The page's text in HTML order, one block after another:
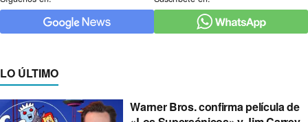
LO ÚLTIMO
Warner Bros. confirma película de